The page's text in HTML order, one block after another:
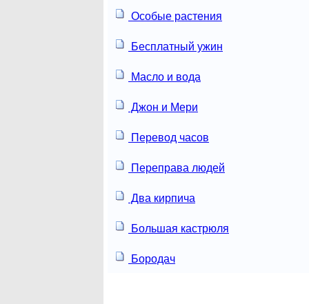
Особые растения
Бесплатный ужин
Масло и вода
Джон и Мери
Перевод часов
Переправа людей
Два кирпича
Большая кастрюля
Бородач